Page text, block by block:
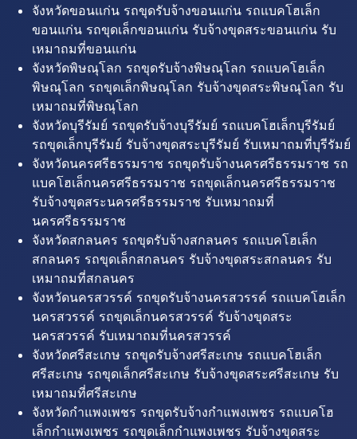
จังหวัดขอนแก่น รถขุดรับจ้างขอนแก่น รถแบคโฮเล็ก
ขอนแก่น รถขุดเล็กขอนแก่น รับจ้างขุดสระขอนแก่น รับ
เหมาถมที่ขอนแก่น
จังหวัดพิษณุโลก รถขุดรับจ้างพิษณุโลก รถแบคโฮเล็ก
พิษณุโลก รถขุดเล็กพิษณุโลก รับจ้างขุดสระพิษณุโลก รับ
เหมาถมที่พิษณุโลก
จังหวัดบุรีรัมย์ รถขุดรับจ้างบุรีรัมย์ รถแบคโฮเล็กบุรีรัมย์
รถขุดเล็กบุรีรัมย์ รับจ้างขุดสระบุรีรัมย์ รับเหมาถมที่บุรีรัมย์
จังหวัดนครศรีธรรมราช รถขุดรับจ้างนครศรีธรรมราช รถ
แบคโฮเล็กนครศรีธรรมราช รถขุดเล็กนครศรีธรรมราช
รับจ้างขุดสระนครศรีธรรมราช รับเหมาถมที่
นครศรีธรรมราช
จังหวัดสกลนคร รถขุดรับจ้างสกลนคร รถแบคโฮเล็ก
สกลนคร รถขุดเล็กสกลนคร รับจ้างขุดสระสกลนคร รับ
เหมาถมที่สกลนคร
จังหวัดนครสวรรค์ รถขุดรับจ้างนครสวรรค์ รถแบคโฮเล็ก
นครสวรรค์ รถขุดเล็กนครสวรรค์ รับจ้างขุดสระ
นครสวรรค์ รับเหมาถมที่นครสวรรค์
จังหวัดศรีสะเกษ รถขุดรับจ้างศรีสะเกษ รถแบคโฮเล็ก
ศรีสะเกษ รถขุดเล็กศรีสะเกษ รับจ้างขุดสระศรีสะเกษ รับ
เหมาถมที่ศรีสะเกษ
จังหวัดกำแพงเพชร รถขุดรับจ้างกำแพงเพชร รถแบคโฮ
เล็กกำแพงเพชร รถขุดเล็กกำแพงเพชร รับจ้างขุดสระ